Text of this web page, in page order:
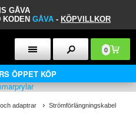
GÅVA
GÅVA - KÖPVILLKOR
0
ÖPPET KÖP
adaptrar
Strömförlängningskabel